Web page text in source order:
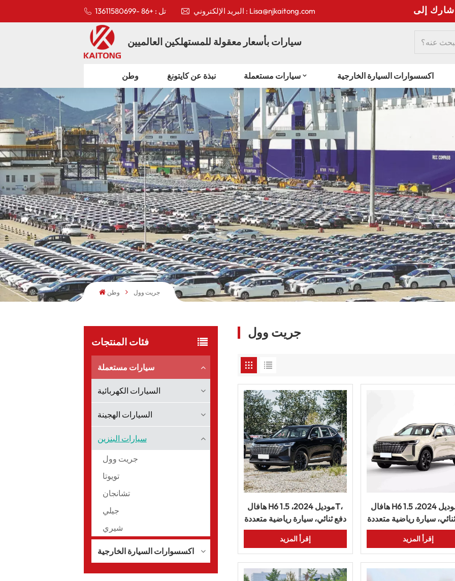
تل : +86 -13611580699 البريد الإلكتروني : Lisa@njkaitong.com
سيارات بأسعار معقولة للمستهلكين العالميين
وطن نبذة عن كايتونغ سيارات مستعملة اكسسوارات السيارة الخارجية
وطن جريت وول
فئات المنتجات
سيارات مستعملة
السيارات الكهربائية
السيارات الهجينة
سيارات البنزين
جريت وول
تويوتا
تشانجان
جيلي
شيري
اكسسوارات السيارة الخارجية
جريت وول
هافال H6 موديل 2024، 1.5T،
دفع ثنائي، سيارة رياضية متعددة
الاستخدامات، ناقل حركة
أوتوماتيكي، سيارة بنزين مدمجة
للبيع
إقرأ المزيد
هافال H6 موديل 2024، 1.5T،
سيارة رياضية متعددة
موفرة للوقود،
توربيني، تعمل بالبنزين،
للبيع
إقرأ المزيد